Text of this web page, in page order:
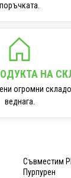
поръчката.
НА
огромни
веднага.
Съвместим
Пурпурен